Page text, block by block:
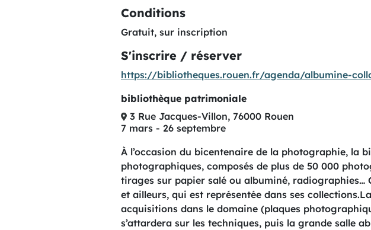
Conditions
Gratuit, sur inscription
S'inscrire / réserver
https://bibliotheques.rouen.fr/agenda/albumine-
bibliothèque patrimoniale
3 Rue Jacques-Villon, 76000 Rouen
7 mars - 26 septembre
À l’occasion du bicentenaire de la photographie, la
photographiques, composés de plus de 50 000
tirages sur papier salé ou albuminé, radiographies…
et ailleurs, qui est représentée dans ses
acquisitions dans le domaine (plaques
s’attardera sur les techniques, puis la grande salle